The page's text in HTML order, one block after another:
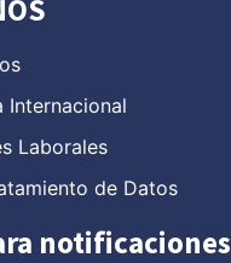
Internacional
Laborales
de Datos
notificaciones